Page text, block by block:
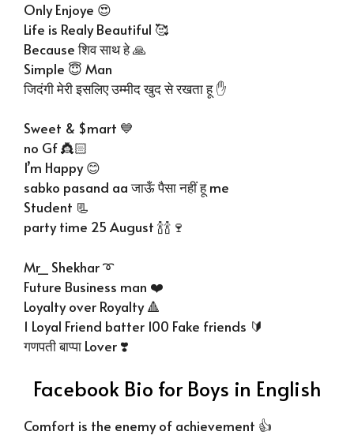
Only Enjoye 😍
Life is Realy Beautiful 🥰
Because शिव साथ हे 🙏
Simple 😇 Man
जिदंगी मेरी इसलिए उम्मीद खुद से रखता हू ✋
Sweet & $mart 💙
no Gf 👸🏻
I’m Happy 😊
sabko pasand aa जाऊँ पैसा नहीं हू me
Student 📃
party time 25 August 🍾🍾🍷
Mr_ Shekhar ➰
Future Business man ❤️
Loyalty over Royalty 🔺
1 Loyal Friend batter 100 Fake friends 🔰
गणपती बाप्पा Lover ❣️
Facebook Bio for Boys in English
Comfort is the enemy of achievement 👍